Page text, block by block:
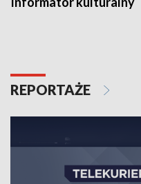
REPORTAŻE